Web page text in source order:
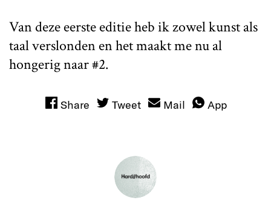
Van deze eerste editie heb ik zowel kunst als
taal verslonden en het maakt me nu al
hongerig naar #2.
Share Tweet Mail App